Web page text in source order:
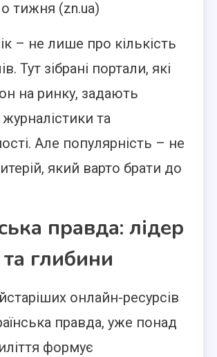
тижня (zn.ua)
– не лише про кількість
Тут зібрані портали, які
на ринку, задають
та
Але популярність – не
який варто брати до
правда: лідер
глибини
онлайн-ресурсів
правда, уже понад
формує